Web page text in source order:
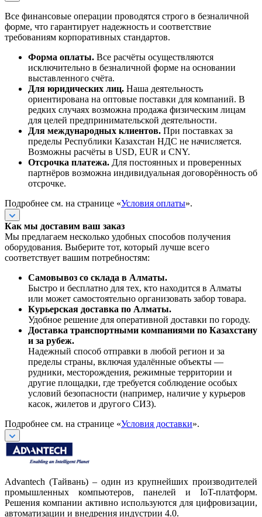
Все финансовые операции проводятся строго в безналичной
форме, что гарантирует надежность и соответствие
требованиям корпоративных стандартов.
Форма оплаты. Все расчёты осуществляются
исключительно в безналичной форме на основании
выставленного счёта.
Для юридических лиц. Наша деятельность
ориентирована на оптовые поставки для компаний. В
редких случаях возможна продажа физическим лицам
для целей предпринимательской деятельности.
Для международных клиентов. При поставках за
пределы Республики Казахстан НДС не начисляется.
Возможны расчёты в USD, EUR и CNY.
Отсрочка платежа. Для постоянных и проверенных
партнёров возможна индивидуальная договорённость об
отсрочке.
Подробнее см. на странице «Условия оплаты».
Как мы доставим ваш заказ
Мы предлагаем несколько удобных способов получения
оборудования. Выберите тот, который лучше всего
соответствует вашим потребностям:
Самовывоз со склада в Алматы.
Быстро и бесплатно для тех, кто находится в Алматы
или может самостоятельно организовать забор товара.
Курьерская доставка по Алматы.
Удобное решение для оперативной доставки по городу.
Доставка транспортными компаниями по Казахстану
и за рубеж.
Надежный способ отправки в любой регион и за
пределы страны, включая удалённые объекты —
рудники, месторождения, режимные территории и
другие площадки, где требуется соблюдение особых
условий безопасности (например, наличие у курьеров
касок, жилетов и другого СИЗ).
Подробнее см. на странице «Условия доставки».
Advantech (Тайвань) – один из крупнейших производителей
промышленных компьютеров, панелей и IoT-платформ.
Решения компании активно используются для цифровизации,
автоматизации и внедрения индустрии 4.0.